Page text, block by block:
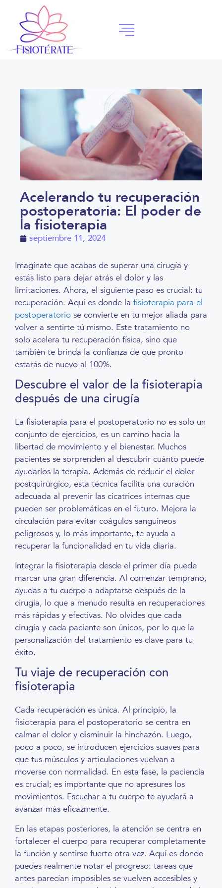
Acelerando tu recuperación
postoperatoria: El poder de
la fisioterapia
septiembre 11, 2024
Imagínate que acabas de superar una cirugía y
estás listo para dejar atrás el dolor y las
limitaciones. Ahora, el siguiente paso es crucial: tu
recuperación. Aquí es donde la fisioterapia para el
postoperatorio se convierte en tu mejor aliada para
volver a sentirte tú mismo. Este tratamiento no
solo acelera tu recuperación física, sino que
también te brinda la confianza de que pronto
estarás de nuevo al 100%.
Descubre el valor de la fisioterapia
después de una cirugía
La fisioterapia para el postoperatorio no es solo un
conjunto de ejercicios, es un camino hacia la
libertad de movimiento y el bienestar. Muchos
pacientes se sorprenden al descubrir cuánto puede
ayudarlos la terapia. Además de reducir el dolor
postquirúrgico, esta técnica facilita una curación
adecuada al prevenir las cicatrices internas que
pueden ser problemáticas en el futuro. Mejora la
circulación para evitar coágulos sanguíneos
peligrosos y, lo más importante, te ayuda a
recuperar la funcionalidad en tu vida diaria.
Integrar la fisioterapia desde el primer día puede
marcar una gran diferencia. Al comenzar temprano,
ayudas a tu cuerpo a adaptarse después de la
cirugía, lo que a menudo resulta en recuperaciones
más rápidas y efectivas. No olvides que cada
cirugía y cada paciente son únicos, por lo que la
personalización del tratamiento es clave para tu
éxito.
Tu viaje de recuperación con
fisioterapia
Cada recuperación es única. Al principio, la
fisioterapia para el postoperatorio se centra en
calmar el dolor y disminuir la hinchazón. Luego,
poco a poco, se introducen ejercicios suaves para
que tus músculos y articulaciones vuelvan a
moverse con normalidad. En esta fase, la paciencia
es crucial; es importante que no apresures los
movimientos. Escuchar a tu cuerpo te ayudará a
avanzar más eficazmente.
En las etapas posteriores, la atención se centra en
fortalecer el cuerpo para recuperar completamente
la función y sentirse fuerte otra vez. Aquí es donde
puedes realmente notar el progreso: tareas que
antes parecían imposibles se vuelven accesibles y